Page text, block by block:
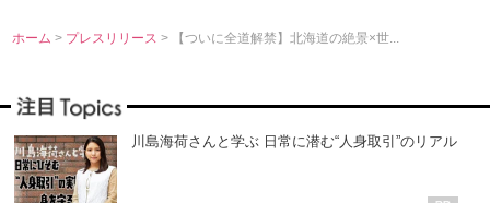
ホーム > プレスリリース> 【ついに全道解禁】北海道の絶景×世...
川島海荷さんと学ぶ 日常に潜む“人身取引”のリアル